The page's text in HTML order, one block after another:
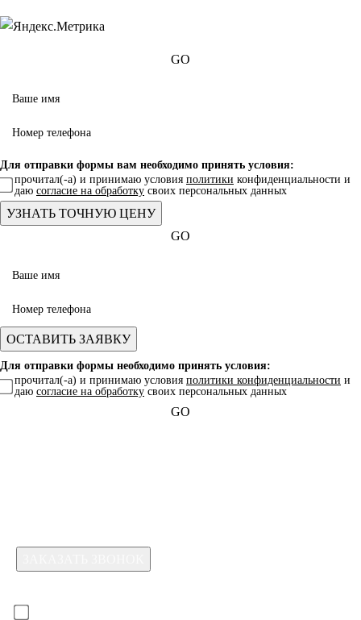
GO
Для отправки формы вам необходимо принять условия:
прочитал(-а) и принимаю условия политики конфиденциальности и
даю согласие на обработку своих персональных данных
GO
Для отправки формы необходимо принять условия:
прочитал(-а) и принимаю условия политики конфиденциальности и
даю согласие на обработку своих персональных данных
GO